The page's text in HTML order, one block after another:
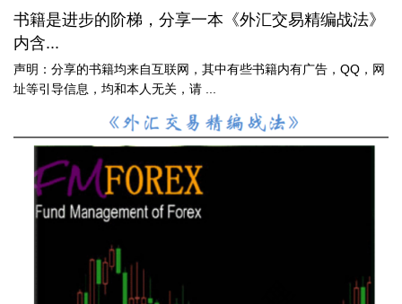
书籍是进步的阶梯，分享一本《外汇交易精编战法》
内含...
声明：分享的书籍均来自互联网，其中有些书籍内有广告，QQ，网
址等引导信息，均和本人无关，请 ...